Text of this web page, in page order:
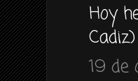
Hoy
19 de